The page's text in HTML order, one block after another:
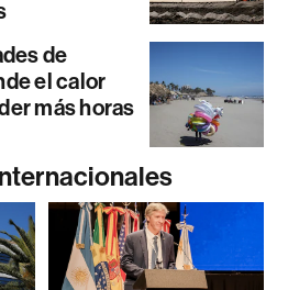
de
el calor
más horas